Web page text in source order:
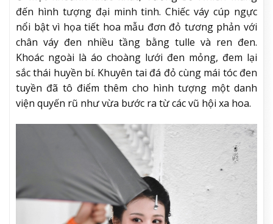
đến hình tượng đại minh tinh. Chiếc váy cúp ngực
nổi bật vì họa tiết hoa mẫu đơn đỏ tương phản với
chân váy đen nhiều tầng bằng tulle và ren đen.
Khoác ngoài là áo choàng lưới đen mỏng, đem lại
sắc thái huyền bí. Khuyên tai đá đỏ cùng mái tóc đen
tuyền đã tô điểm thêm cho hình tượng một danh
viện quyến rũ như vừa bước ra từ các vũ hội xa hoa.